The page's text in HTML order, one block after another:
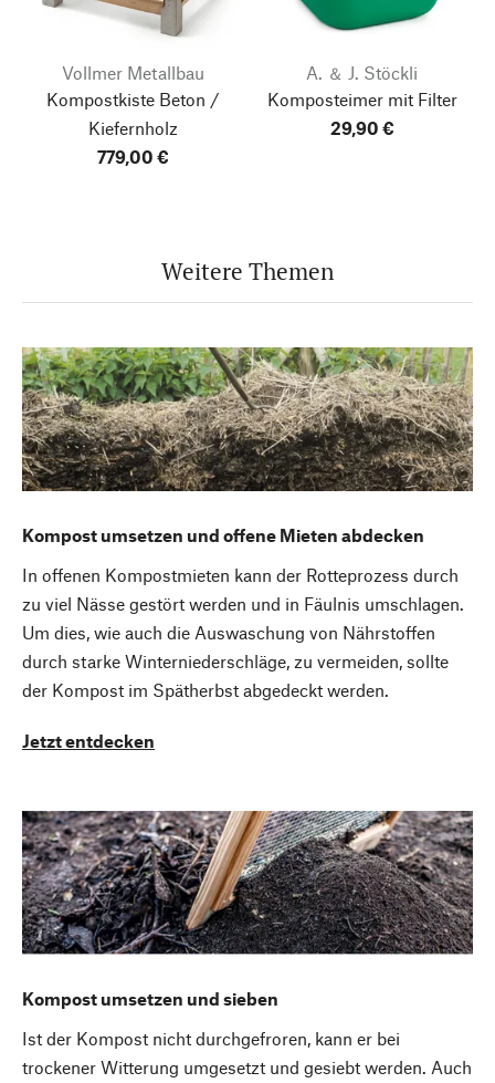
Vollmer Metallbau
Kompostkiste Beton /
Kiefernholz
779,00 €
A. ＆ J. Stöckli
Komposteimer mit Filter
29,90 €
Weitere Themen
Kompost umsetzen und offene Mieten abdecken
In offenen Kompostmieten kann der Rotteprozess durch
zu viel Nässe gestört werden und in Fäulnis umschlagen.
Um dies, wie auch die Auswaschung von Nährstoffen
durch starke Winterniederschläge, zu vermeiden, sollte
der Kompost im Spätherbst abgedeckt werden.
Jetzt entdecken
Kompost umsetzen und sieben
Ist der Kompost nicht durchgefroren, kann er bei
trockener Witterung umgesetzt und gesiebt werden. Auch